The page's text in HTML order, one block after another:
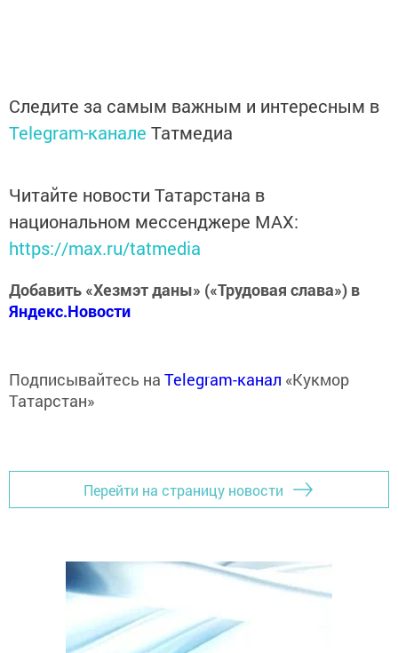
Следите за самым важным и интересным в
Telegram-канале Татмедиа
Читайте новости Татарстана в
национальном мессенджере MАХ:
https://max.ru/tatmedia
Добавить «Хезмэт даны» («Трудовая слава») в
Яндекс.Новости
Подписывайтесь на Telegram-канал «Кукмор
Татарстан»
Перейти на страницу новости